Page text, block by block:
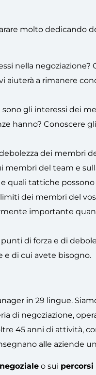
molto dedicando
nella negoziazione?
aiuterà a rimanere
sono gli interessi dei
hanno? Conoscere
dei membri
membri del team e
quali tattiche
dei membri del
importante
punti di forza e di
e di cui avete bisogno.
in 29 lingue.
di negoziazione,
45 anni di attività,
alle aziende
o sui percorsi